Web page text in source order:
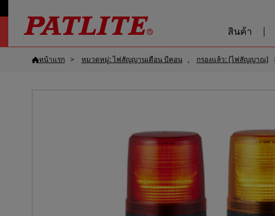
สินค้า
หน้าแรก หมวดหมู่: ไฟสัญญานเตือน บีคอน กรองแล้ว: [ไฟสัญญาณ]